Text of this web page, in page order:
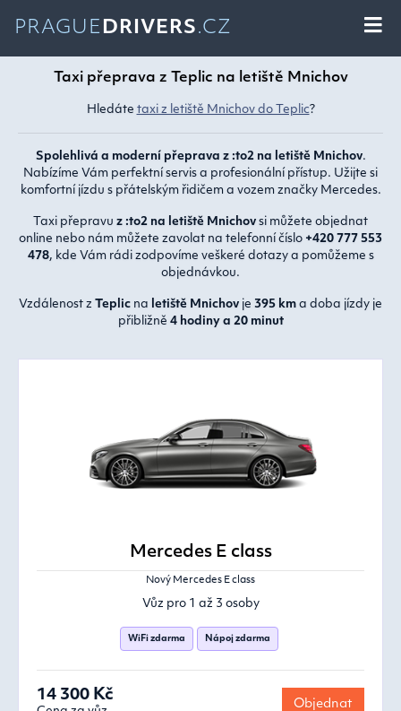
PRAGUE DRIVERS.CZ
Taxi přeprava z Teplic na letiště Mnichov
Hledáte taxi z letiště Mnichov do Teplic?
Spolehlivá a moderní přeprava z :to2 na letiště Mnichov.
Nabízíme Vám perfektní servis a profesionální přístup. Užijte si
komfortní jízdu s přátelským řidičem a vozem značky Mercedes.
Taxi přepravu z :to2 na letiště Mnichov si můžete objednat
online nebo nám můžete zavolat na telefonní číslo +420 777 553
478, kde Vám rádi zodpovíme veškeré dotazy a pomůžeme s
objednávkou.
Vzdálenost z Teplic na letiště Mnichov je 395 km a doba jízdy je
přibližně 4 hodiny a 20 minut
Mercedes E class
Nový Mercedes E class
Vůz pro 1 až 3 osoby
WiFi zdarma Nápoj zdarma
14 300 Kč
Objednat